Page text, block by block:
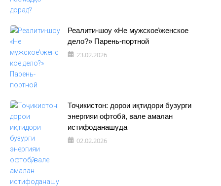
Реалити-шоу «Не мужское\женское
дело?» Парень-портной
23.02.2026
Тоҷикистон: дорои иқтидори бузурги
энергияи офтобӣ, вале амалан
истифоданашуда
02.02.2026